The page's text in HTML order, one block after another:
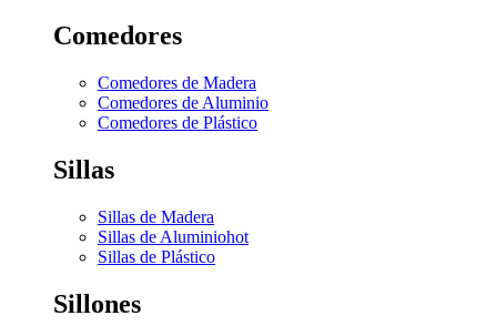
Comedores
Comedores de Madera
Comedores de Aluminio
Comedores de Plástico
Sillas
Sillas de Madera
Sillas de Aluminiohot
Sillas de Plástico
Sillones